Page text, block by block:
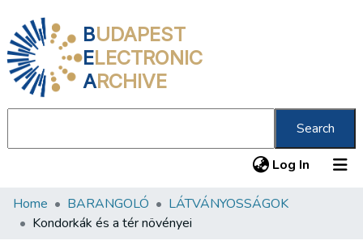
BUDAPEST
ELECTRONIC
ARCHIVE
Search
Log In (current)
Communities & Collections
Home BARANGOLÓ
LÁTVÁNYOSSÁGOK
Kondorkák és a tér növényei